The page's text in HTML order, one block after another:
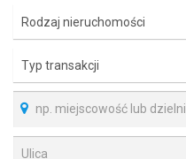
Rodzaj nieruchomości
Typ transakcji